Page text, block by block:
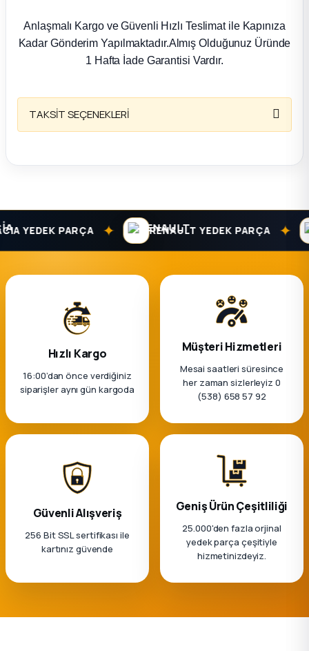
Anlaşmalı Kargo ve Güvenli Hızlı Teslimat ile Kapınıza
Kadar Gönderim Yapılmaktadır.Almış Olduğunuz Üründe
1 Hafta İade Garantisi Vardır.
TAKSİT SEÇENEKLERİ
YEDEK PARÇA ✦ RENAULT YEDEK PARÇA ✦
Hızlı Kargo
16:00’dan önce verdiğiniz
siparişler aynı gün kargoda
Müşteri Hizmetleri
Mesai saatleri süresince
her zaman sizlerleyiz 0
(538) 658 57 92
Güvenli Alışveriş
256 Bit SSL sertifikası ile
kartınız güvende
Geniş Ürün Çeşitliliği
25.000'den fazla orjinal
yedek parça çeşitiyle
hizmetinizdeyiz.